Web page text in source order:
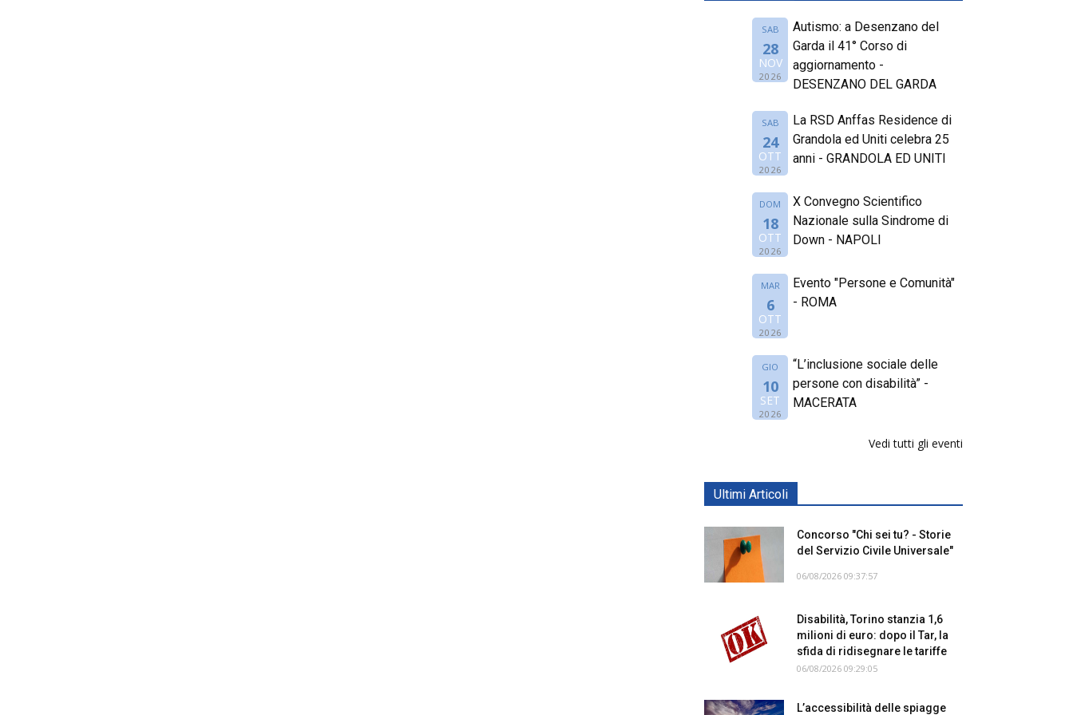
SAB
28
NOV
2026
Autismo: a Desenzano del
Garda il 41° Corso di
aggiornamento -
DESENZANO DEL GARDA
SAB
24
OTT
2026
La RSD Anffas Residence di
Grandola ed Uniti celebra 25
anni - GRANDOLA ED UNITI
DOM
18
OTT
2026
X Convegno Scientifico
Nazionale sulla Sindrome di
Down - NAPOLI
MAR
6
OTT
2026
Evento "Persone e Comunità"
- ROMA
GIO
10
SET
2026
“L’inclusione sociale delle
persone con disabilità” -
MACERATA
Vedi tutti gli eventi
Ultimi Articoli
Concorso "Chi sei tu? - Storie
del Servizio Civile Universale"
06/08/2026 09:37:57
Disabilità, Torino stanzia 1,6
milioni di euro: dopo il Tar, la
sfida di ridisegnare le tariffe
06/08/2026 09:29:05
L’accessibilità delle spiagge